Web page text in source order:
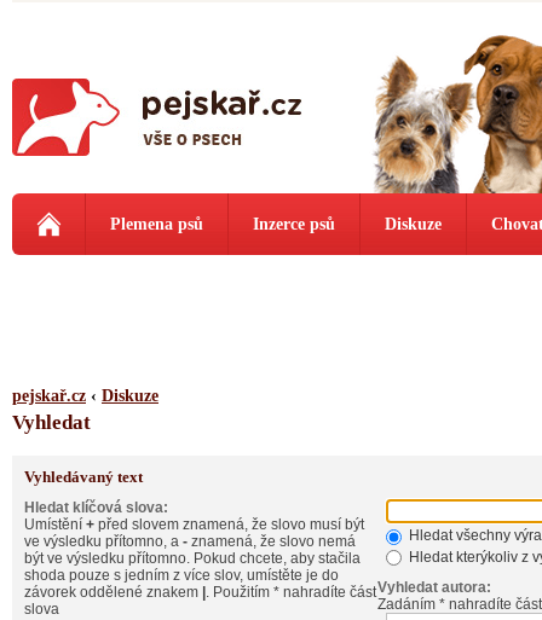
Plemena psů Inzerce psů Diskuze
pejskař.cz ‹ Diskuze
Vyhledat
Vyhledávaný text
Hledat klíčová slova:
Umístění + před slovem znamená, že slovo musí být
ve výsledku přítomno, a - znamená, že slovo nemá
být ve výsledku přítomno. Pokud chcete, aby stačila
shoda pouze s jedním z více slov, umístěte je do
závorek oddělené znakem . Použitím * nahradíte část
slova
Hledat všechny
Hledat kterýkoliv z
Vyhledat autora:
Zadáním * nahradíte